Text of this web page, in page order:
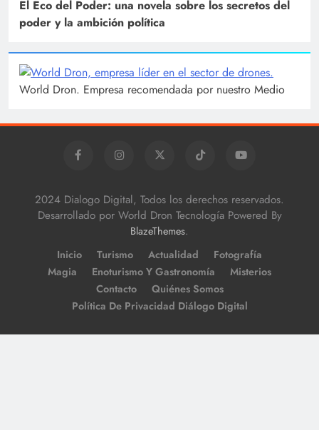
El Eco del Poder: una novela sobre los secretos del
poder y la ambición política
World Dron. Empresa recomendada por nuestro Medio
2024 Dialogo Digital, Todos los derechos reservados.
Desarrollado por World Dron Tecnología Powered By
BlazeThemes.
Inicio Turismo Actualidad
Fotografía
Magia
Enoturismo Y Gastronomía
Misterios
Contacto
Quiénes Somos
Política De Privacidad Diálogo Digital